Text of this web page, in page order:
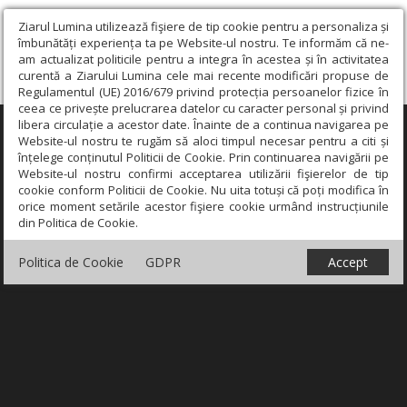
Ziarul Lumina utilizează fişiere de tip cookie pentru a personaliza și
îmbunătăți experiența ta pe Website-ul nostru. Te informăm că ne-
am actualizat politicile pentru a integra în acestea și în activitatea
curentă a Ziarului Lumina cele mai recente modificări propuse de
Regulamentul (UE) 2016/679 privind protecția persoanelor fizice în
ceea ce privește prelucrarea datelor cu caracter personal și privind
libera circulație a acestor date. Înainte de a continua navigarea pe
Website-ul nostru te rugăm să aloci timpul necesar pentru a citi și
înțelege conținutul Politicii de Cookie. Prin continuarea navigării pe
Website-ul nostru confirmi acceptarea utilizării fişierelor de tip
cookie conform Politicii de Cookie. Nu uita totuși că poți modifica în
orice moment setările acestor fişiere cookie urmând instrucțiunile
din Politica de Cookie.
Politica de Cookie GDPR Accept
×